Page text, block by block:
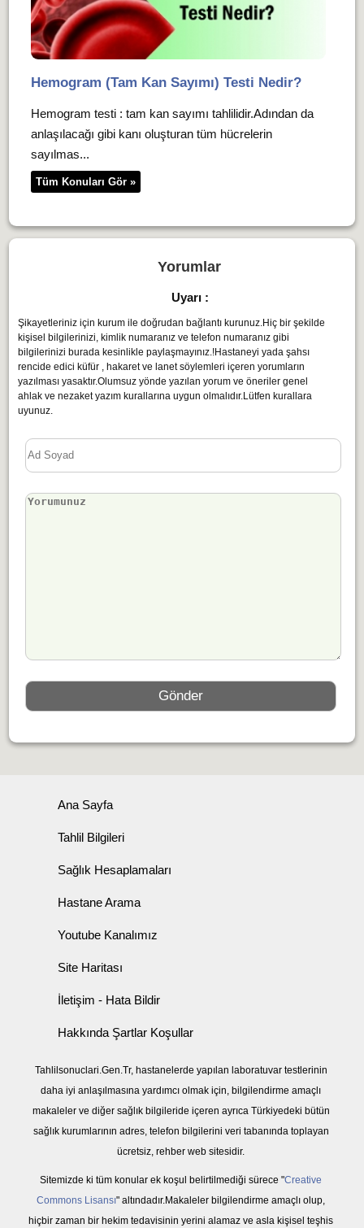
Hemogram (Tam Kan Sayımı) Testi Nedir?
Hemogram testi : tam kan sayımı tahlilidir.Adından da
anlaşılacağı gibi kanı oluşturan tüm hücrelerin
sayılmas...
Tüm Konuları Gör »
Yorumlar
Uyarı :
Şikayetleriniz için kurum ile doğrudan bağlantı kurunuz.Hiç bir şekilde
kişisel bilgilerinizi, kimlik numaranız ve telefon numaranız gibi
bilgilerinizi burada kesinlikle paylaşmayınız.!Hastaneyi yada şahsı
rencide edici küfür , hakaret ve lanet söylemleri içeren yorumların
yazılması yasaktır.Olumsuz yönde yazılan yorum ve öneriler genel
ahlak ve nezaket yazım kurallarına uygun olmalıdır.Lütfen kurallara
uyunuz.
Ana Sayfa
Tahlil Bilgileri
Sağlık Hesaplamaları
Hastane Arama
Youtube Kanalımız
Site Haritası
İletişim - Hata Bildir
Hakkında Şartlar Koşullar
Tahlilsonuclari.Gen.Tr, hastanelerde yapılan laboratuvar testlerinin
daha iyi anlaşılmasına yardımcı olmak için, bilgilendirme amaçlı
makaleler ve diğer sağlık bilgileride içeren ayrıca Türkiyedeki bütün
sağlık kurumlarının adres, telefon bilgilerini veri tabanında toplayan
ücretsiz, rehber web sitesidir.
Sitemizde ki tüm konular ek koşul belirtilmediği sürece "Creative
Commons Lisansı" altındadır.Makaleler bilgilendirme amaçlı olup,
hiçbir zaman bir hekim tedavisinin yerini alamaz ve asla kişisel teşhis